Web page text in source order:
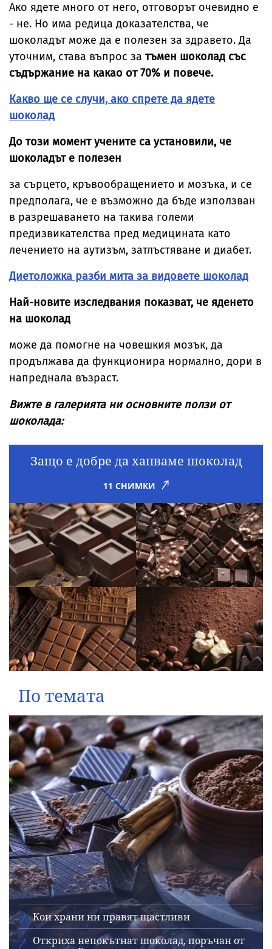
Ако ядете много от него, отговорът очевидно е
- не. Но има редица доказателства, че
шоколадът може да е полезен за здравето. Да
уточним, става въпрос за тъмен шоколад със
съдържание на какао от 70% и повече.
Какво ще се случи, ако спрете да ядете
шоколад
До този момент учените са установили, че
шоколадът е полезен
за сърцето, кръвообращението и мозъка, и се
предполага, че е възможно да бъде използван
в разрешаването на такива големи
предизвикателства пред медицината като
лечението на аутизъм, затлъстяване и диабет.
Диетоложка разби мита за видовете шоколад
Най-новите изследвания показват, че яденето
на шоколад
може да помогне на човешкия мозък, да
продължава да функционира нормално, дори в
напреднала възраст.
Вижте в галерията ни основните ползи от
шоколада:
Защо е добре да хапваме шоколад
11 СНИМКИ
По темата
Кои храни ни правят щастливи
Откриха непокътнат шоколад, поръчан от